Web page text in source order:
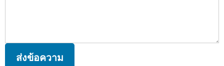
ส่งข้อความ